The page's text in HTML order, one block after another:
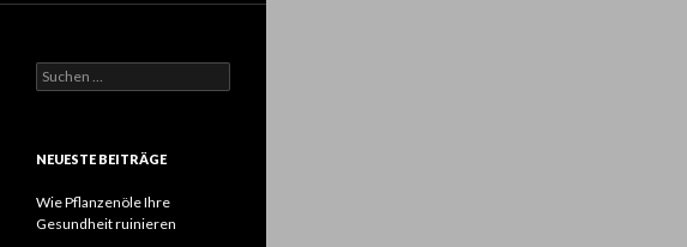
Suchen
nach:
NEUESTE BEITRÄGE
Wie Pflanzenöle Ihre
Gesundheit ruinieren